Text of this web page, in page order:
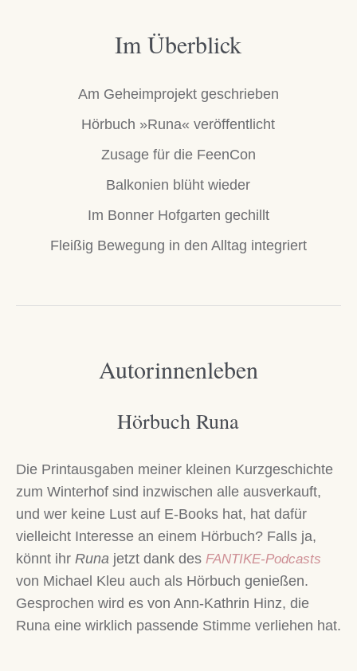
Im Überblick
Am Geheimprojekt geschrieben
Hörbuch »Runa« veröffentlicht
Zusage für die FeenCon
Balkonien blüht wieder
Im Bonner Hofgarten gechillt
Fleißig Bewegung in den Alltag integriert
Autorinnenleben
Hörbuch Runa
Die Printausgaben meiner kleinen Kurzgeschichte
zum Winterhof sind inzwischen alle ausverkauft,
und wer keine Lust auf E-Books hat, hat dafür
vielleicht Interesse an einem Hörbuch? Falls ja,
könnt ihr Runa jetzt dank des FANTIKE-Podcasts
von Michael Kleu auch als Hörbuch genießen.
Gesprochen wird es von Ann-Kathrin Hinz, die
Runa eine wirklich passende Stimme verliehen hat.